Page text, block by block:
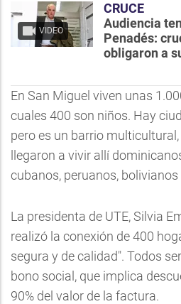
VIDEO
CRUCE
Audiencia
Penadés:
obligaron a
En San Miguel viven unas
cuales 400 son niños. Hay
pero es un barrio
llegaron a vivir allí
cubanos, peruanos,
La presidenta de UTE, Silvia
realizó la conexión de 400
segura y de calidad". Todos
bono social, que implica
90% del valor de la factura.